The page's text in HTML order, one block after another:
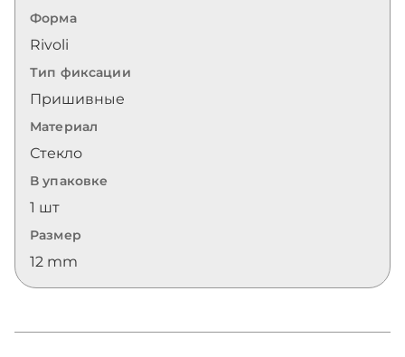
Форма
Rivoli
Тип фиксации
Пришивные
Материал
Стекло
В упаковке
1 шт
Размер
12 mm